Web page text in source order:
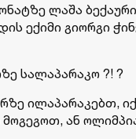
ლაშა
ექიმი გიორგი
სალაპარაკო ?! ?
ილაპარაკებთ,
მოგეგოთ, ან